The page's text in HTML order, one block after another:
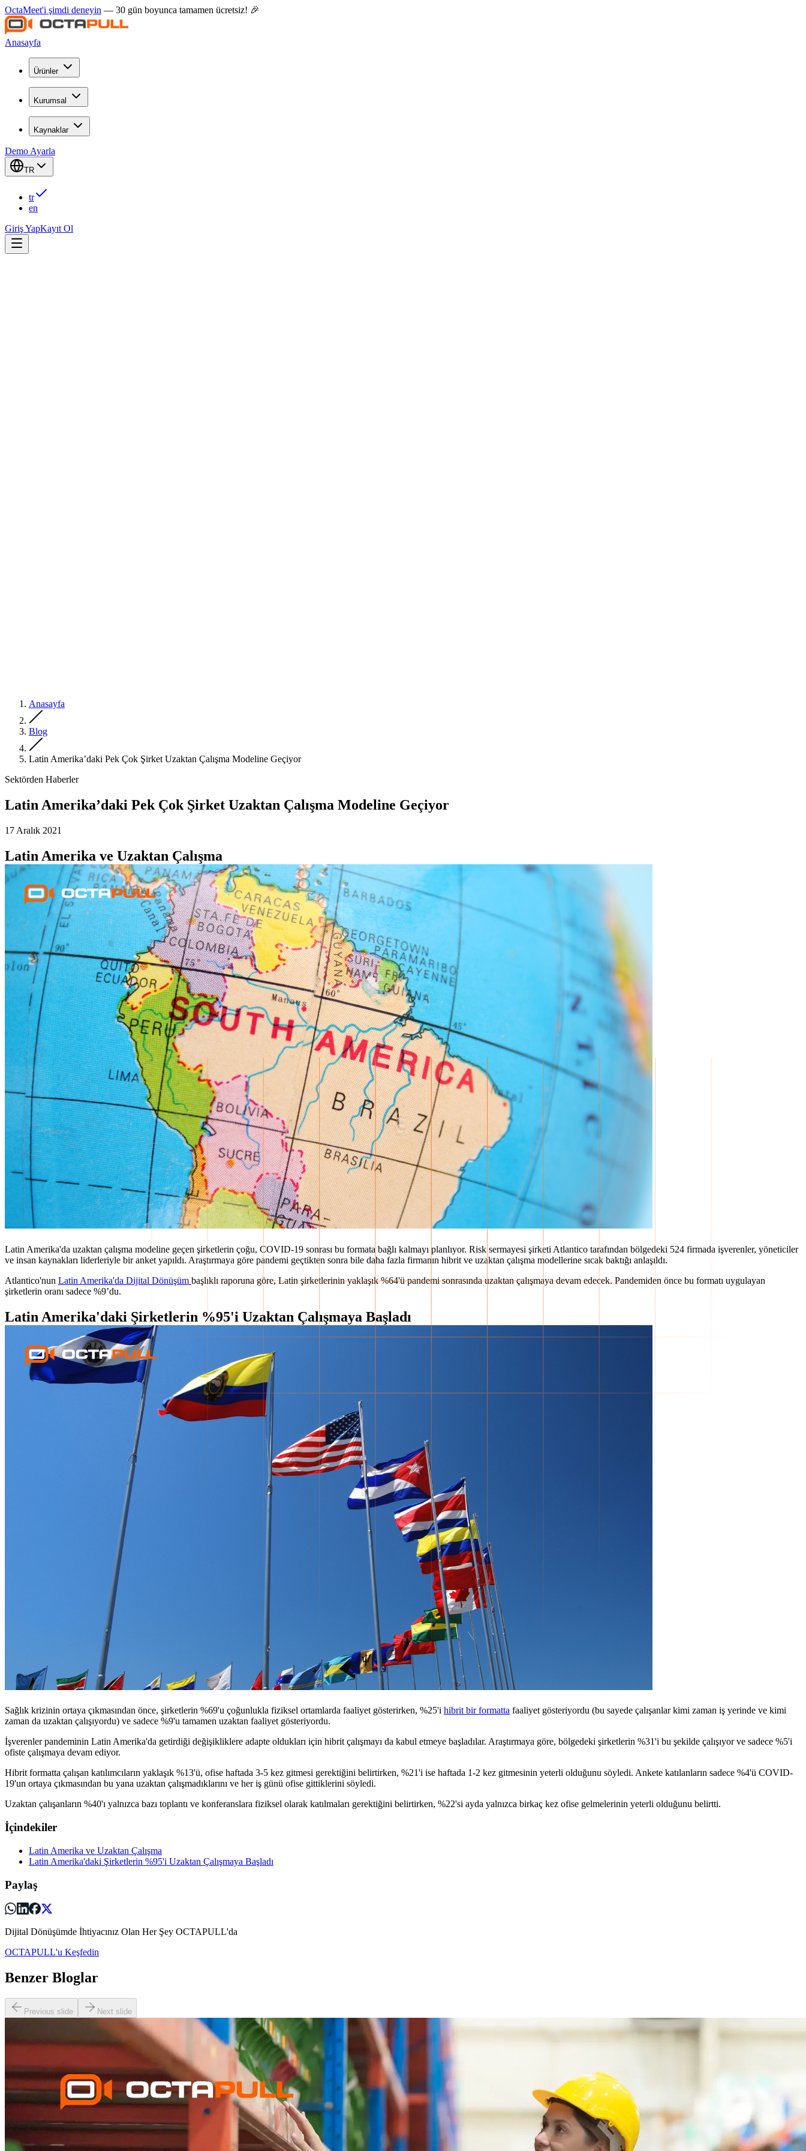
OctaMeet'i şimdi deneyin — 30 gün boyunca tamamen ücretsiz! 🎉
Anasayfa
Ürünler
Kurumsal
Kaynaklar
Demo Ayarla
TR
tr
en
Giriş YapKayıt Ol
Anasayfa
Blog
Latin Amerika’daki Pek Çok Şirket Uzaktan Çalışma Modeline Geçiyor
Sektörden Haberler
Latin Amerika’daki Pek Çok Şirket Uzaktan Çalışma Modeline Geçiyor
17 Aralık 2021
Latin Amerika ve Uzaktan Çalışma
Latin Amerika'da uzaktan çalışma modeline geçen şirketlerin çoğu, COVID-19 sonrası bu formata bağlı kalmayı planlıyor. Risk sermayesi şirketi Atlantico tarafından bölgedeki 524 firmada işverenler, yöneticiler
ve insan kaynakları liderleriyle bir anket yapıldı. Araştırmaya göre pandemi geçtikten sonra bile daha fazla firmanın hibrit ve uzaktan çalışma modellerine sıcak baktığı anlaşıldı.
Atlantico'nun Latin Amerika'da Dijital Dönüşümbaşlıklı raporuna göre, Latin şirketlerinin yaklaşık %64'ü pandemi sonrasında uzaktan çalışmaya devam edecek. Pandemiden önce bu formatı uygulayan
şirketlerin oranı sadece %9’du.
Latin Amerika'daki Şirketlerin %95'i Uzaktan Çalışmaya Başladı
Sağlık krizinin ortaya çıkmasından önce, şirketlerin %69'u çoğunlukla fiziksel ortamlarda faaliyet gösterirken, %25'i hibrit bir formatta faaliyet gösteriyordu (bu sayede çalışanlar kimi zaman iş yerinde ve kimi
zaman da uzaktan çalışıyordu) ve sadece %9'u tamamen uzaktan faaliyet gösteriyordu.
İşverenler pandeminin Latin Amerika'da getirdiği değişikliklere adapte oldukları için hibrit çalışmayı da kabul etmeye başladılar. Araştırmaya göre, bölgedeki şirketlerin %31'i bu şekilde çalışıyor ve sadece %5'i
ofiste çalışmaya devam ediyor.
Hibrit formatta çalışan katılımcıların yaklaşık %13'ü, ofise haftada 3-5 kez gitmesi gerektiğini belirtirken, %21'i ise haftada 1-2 kez gitmesinin yeterli olduğunu söyledi. Ankete katılanların sadece %4'ü COVID-
19'un ortaya çıkmasından bu yana uzaktan çalışmadıklarını ve her iş günü ofise gittiklerini söyledi.
Uzaktan çalışanların %40'ı yalnızca bazı toplantı ve konferanslara fiziksel olarak katılmaları gerektiğini belirtirken, %22'si ayda yalnızca birkaç kez ofise gelmelerinin yeterli olduğunu belirtti.
İçindekiler
Latin Amerika ve Uzaktan Çalışma
Latin Amerika'daki Şirketlerin %95'i Uzaktan Çalışmaya Başladı
Paylaş
Dijital Dönüşümde İhtiyacınız Olan Her Şey OCTAPULL'da
OCTAPULL'u Keşfedin
Benzer Bloglar
Previous slide Next slide